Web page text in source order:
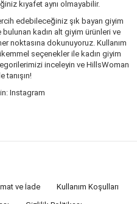
kıyafet aynı olmayabilir.
edebileceğiniz şık bayan giyim
kadın alt giyim ürünleri ve
noktasına dokunuyoruz. Kullanım
seçenekler ile kadın giyim
inceleyin ve HillsWoman
tanışın!
Instagram
ve İade
Kullanım Koşulları